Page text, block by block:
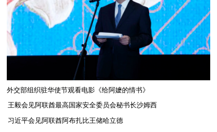
外交部组织驻华使节观看电影《给阿嬷的情书》
王毅会见阿联酋最高国家安全委员会秘书长沙姆西
习近平会见阿联酋阿布扎比王储哈立德